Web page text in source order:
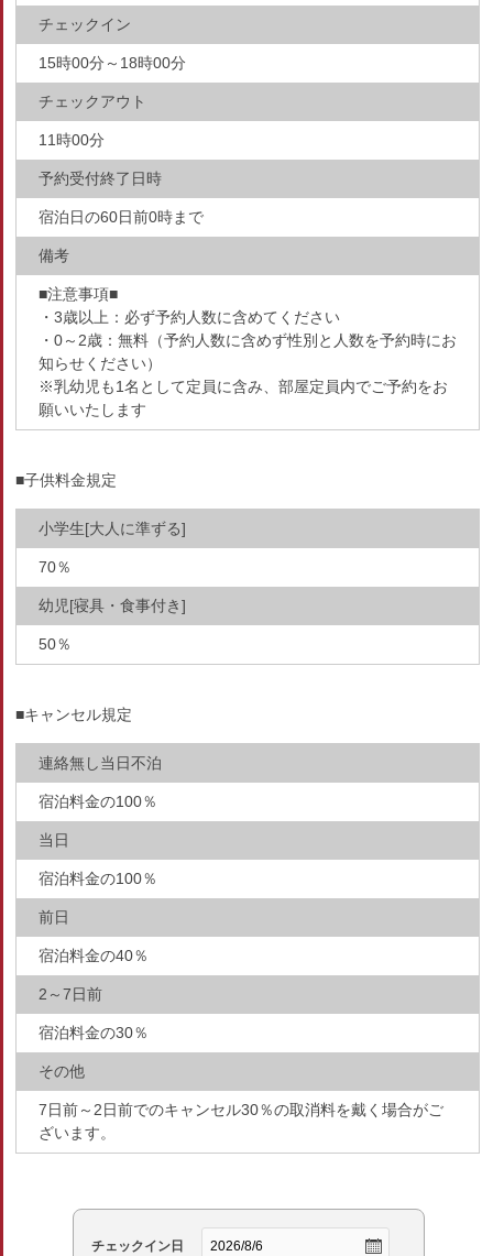
チェックイン
15時00分～18時00分
チェックアウト
11時00分
予約受付終了日時
宿泊日の60日前0時まで
備考
■注意事項■
・3歳以上：必ず予約人数に含めてください
・0～2歳：無料（予約人数に含めず性別と人数を予約時にお
知らせください）
※乳幼児も1名として定員に含み、部屋定員内でご予約をお
願いいたします
■子供料金規定
小学生[大人に準ずる]
70％
幼児[寝具・食事付き]
50％
■キャンセル規定
連絡無し当日不泊
宿泊料金の100％
当日
宿泊料金の100％
前日
宿泊料金の40％
2～7日前
宿泊料金の30％
その他
7日前～2日前でのキャンセル30％の取消料を戴く場合がご
ざいます。
チェックイン日